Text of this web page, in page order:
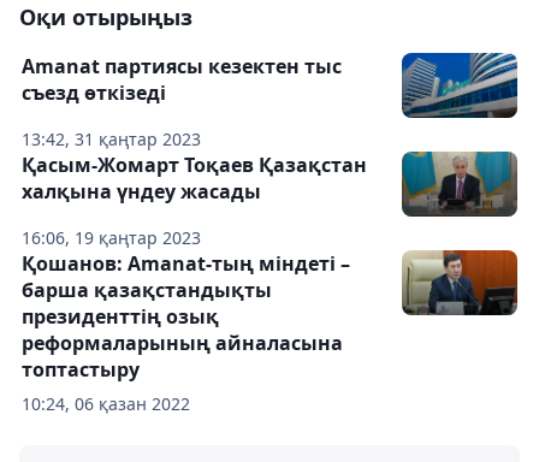
Оқи отырыңыз
13:42, 31 қаңтар 2023
Amanat партиясы кезектен тыс
съезд өткізеді
16:06, 19 қаңтар 2023
Қасым-Жомарт Тоқаев Қазақстан
халқына үндеу жасады
10:24, 06 қазан 2022
Қошанов: Amanat-тың міндеті –
барша қазақстандықты
президенттің озық
реформаларының айналасына
топтастыру